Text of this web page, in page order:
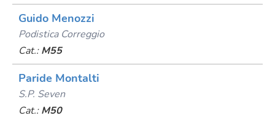
Guido Menozzi
Podistica Correggio
Cat.: M55
Paride Montalti
S.p. Seven
Cat.: M50